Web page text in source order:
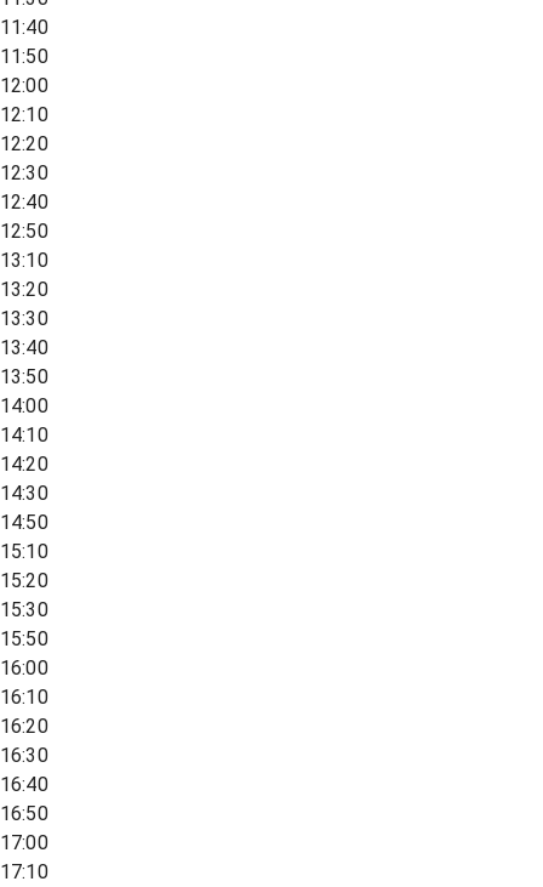
11:40
11:50
12:00
12:10
12:20
12:30
12:40
12:50
13:10
13:20
13:30
13:40
13:50
14:00
14:10
14:20
14:30
14:50
15:10
15:20
15:30
15:50
16:00
16:10
16:20
16:30
16:40
16:50
17:00
17:10